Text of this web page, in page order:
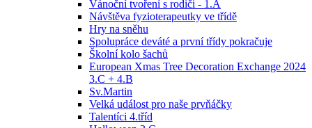
Vánoční tvoření s rodiči - 1.A
Návštěva fyzioterapeutky ve třídě
Hry na sněhu
Spolupráce deváté a první třídy pokračuje
Školní kolo šachů
European Xmas Tree Decoration Exchange 2024
3.C + 4.B
Sv.Martin
Velká událost pro naše prvňáčky
Talentíci 4.tříd